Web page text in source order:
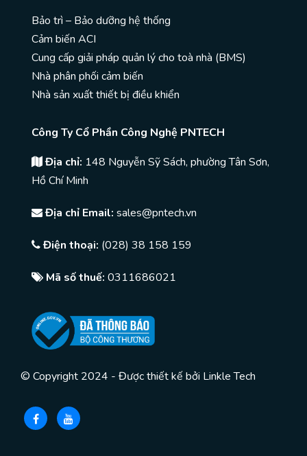
Bảo trì – Bảo dưỡng hệ thống
Cảm biến ACI
Cung cấp giải pháp quản lý cho toà nhà (BMS)
Nhà phân phối cảm biến
Nhà sản xuất thiết bị điều khiển
Công Ty Cổ Phần Công Nghệ PNTECH
Địa chỉ: 148 Nguyễn Sỹ Sách, phường Tân Sơn,
Hồ Chí Minh
Địa chỉ Email: sales@pntech.vn
Điện thoại: (028) 38 158 159
Mã số thuế: 0311686021
© Copyright 2024 - Được thiết kế bởi Linkle Tech